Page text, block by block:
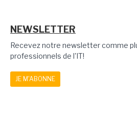
NEWSLETTER
Recevez notre newsletter comme
professionnels de l'IT!
JE M'ABONNE